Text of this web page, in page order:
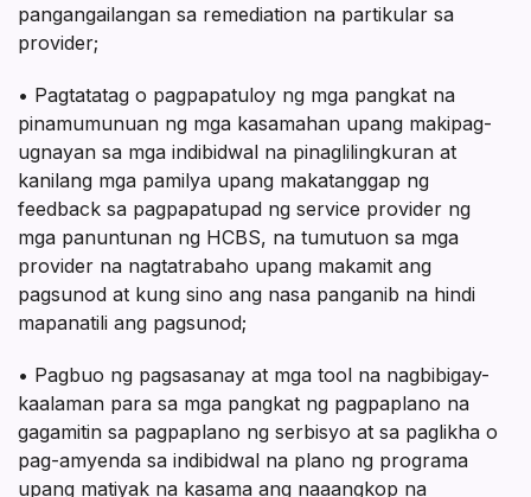
pangangailangan sa remediation na partikular sa
provider;
• Pagtatatag o pagpapatuloy ng mga pangkat na
pinamumunuan ng mga kasamahan upang makipag-
ugnayan sa mga indibidwal na pinaglilingkuran at
kanilang mga pamilya upang makatanggap ng
feedback sa pagpapatupad ng service provider ng
mga panuntunan ng HCBS, na tumutuon sa mga
provider na nagtatrabaho upang makamit ang
pagsunod at kung sino ang nasa panganib na hindi
mapanatili ang pagsunod;
• Pagbuo ng pagsasanay at mga tool na nagbibigay-
kaalaman para sa mga pangkat ng pagpaplano na
gagamitin sa pagpaplano ng serbisyo at sa paglikha o
pag-amyenda sa indibidwal na plano ng programa
upang matiyak na kasama ang naaangkop na